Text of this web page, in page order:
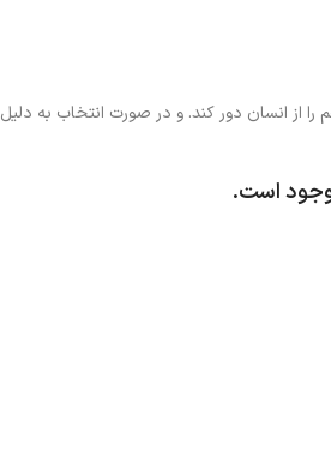
را از انسان دور کند. و در صورت انتخاب به دلیل
است.